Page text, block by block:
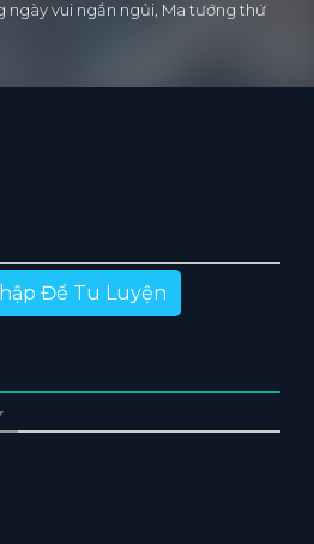
ngày vui ngắn ngủi, Ma tướng thứ
Để Tu Luyện